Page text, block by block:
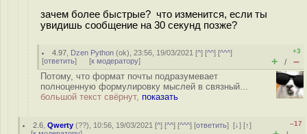
зачем более быстрые? что изменится, если ты
увидишь сообщение на 30 секунд позже?
4.97 Dzen Python (ok), 23:56, 19/03/2021 [^] [^^] [^^^]
[ответить] [к модератору]
+3
+ / –
Потому, что формат почты подразумевает
полноценную формулировку мыслей в связный...
большой текст свёрнут, показать
2.6 ,Qwerty (??), 10:56, 19/03/2021 [^] [^^] [^^^] [ответить][↓] [↑]
–17